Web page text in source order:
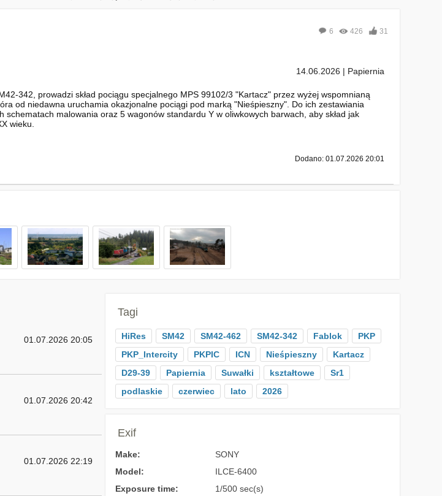
6 426 31
14.06.2026 | Papiernia
342, prowadzi skład pociągu specjalnego MPS 99102/3 "Kartacz" przez wyżej wspomnianą
od niedawna uruchamia okazjonalne pociągi pod marką "Nieśpieszny". Do ich zestawiania
malowania oraz 5 wagonów standardu Y w oliwkowych barwach, aby skład jak
wieku.
Dodano: 01.07.2026 20:01
01.07.2026 20:05
01.07.2026 20:42
01.07.2026 22:19
Tagi
HiRes SM42 SM42-462 SM42-342 Fablok
PKP
PKP_Intercity
PKPIC ICN Nieśpieszny
Kartacz
D29-39
Papiernia Suwałki kształtowe
Sr1
podlaskie
czerwiec lato 2026
Exif
Make:
SONY
Model:
ILCE-6400
Exposure time:
1/500 sec(s)